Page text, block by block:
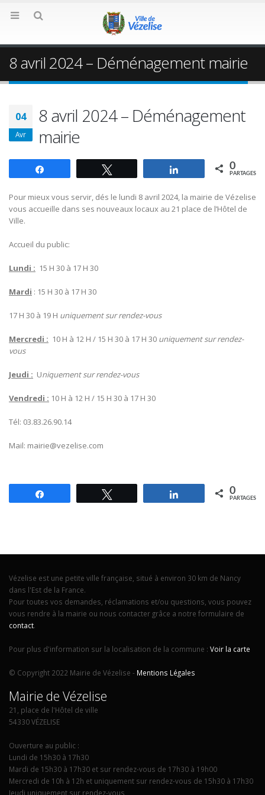
8 avril 2024 – Déménagement mairie
04
Avr
8 avril 2024 – Déménagement
mairie
Partagez 0
PARTAGES
Pour mieux vous servir, dés le lundi 8 avril 2024, la mairie de Vézelise
vous accueille dans ses nouveaux locaux au 21 place de l’Hôtel de
Ville.
Accueil du public:
Lundi : 15 H 30 à 17 H 30
Mardi : 15 H 30 à 17 H 30
17 H 30 à 19 H uniquement sur rendez-vous
Mercredi : 10 H à 12 H / 15 H 30 à 17 H 30 uniquement sur rendez-
vous
Jeudi : Uniquement sur rendez-vous
Vendredi : 10 H à 12 H / 15 H 30 à 17 H 30
Tél: 03.83.26.90.14
Mail: mairie@vezelise.com
Partagez 0
PARTAGES
Vézelise est une petite ville française, situé à environ 30 km de Nancy
dans l'Est de la France.
Pour toutes vos demandes, réclamations et/ou questions, vous pouvez
vous rendre à la mairie ou nous contacter grâce a notre formulaire de
contact.
Pour plus d'information sur la localisation de la commune : Voir la carte
© Copyright 2022 Mairie de Vézelise - Mentions Légales
Mairie de Vézelise
21, place de l'Hôtel de ville
54330 VÉZELISE
Ouverture au public :
Lundi de 15h30 à 17h30
Mardi de 15h30 à 17h30 et sur rendez-vous de 17h30 à 19h00
Mercredi de 10h à 12h et uniquement sur rendez-vous de 15h30 à 17h30
Jeudi uniquement sur rendez-vous